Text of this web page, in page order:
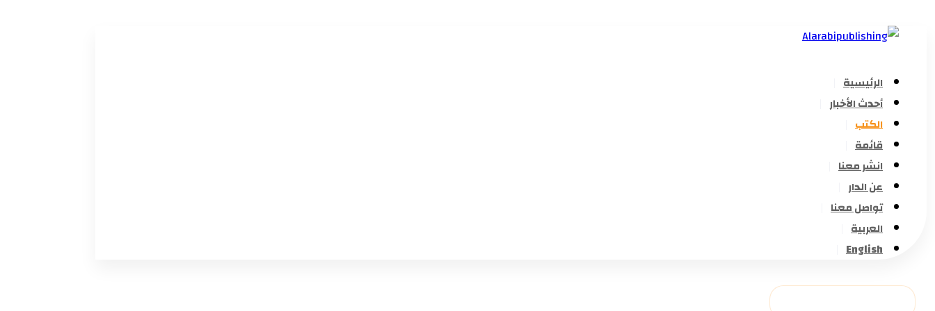
الرئيسية
أحدث الأخبار
الكتب
قائمة
انشر معنا
عن الدار
تواصل معنا
العربية
English